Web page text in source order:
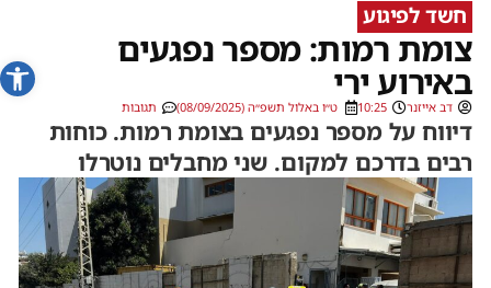
פתח
חשד לפיגוע
צומת רמות: מספר נפגעים
באירוע ירי
דב אייזנר 10:25 ט״ו באלול תשפ״ה (08/09/2025) תגובות
דיווח על מספר נפגעים בצומת רמות. כוחות
רבים בדרכם למקום. שני מחבלים נוטרלו